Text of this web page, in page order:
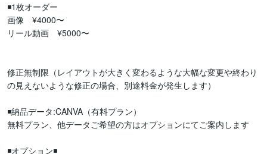
◾️1枚オーダー
画像　¥4000〜
リール動画　¥5000〜
修正無制限（レイアウトが大きく変わるような大幅な変更や終わり
の見えないような修正の場合、別途料金が発生します）
◾️納品データ:CANVA（有料プラン）
無料プラン、他データご希望の方はオプションにてご案内します
◾️オプション◾️